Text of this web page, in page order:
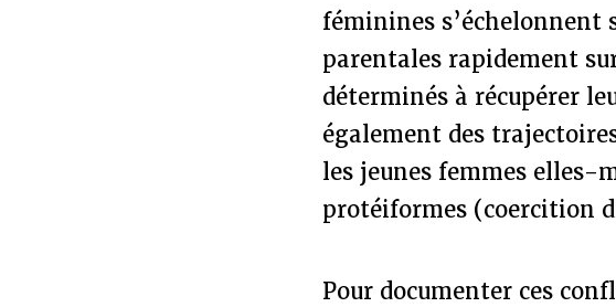
féminines s’échelonnent
parentales rapidement
déterminés à récupérer
également des
les jeunes femmes elles-
protéiformes (coercition
Pour documenter ces